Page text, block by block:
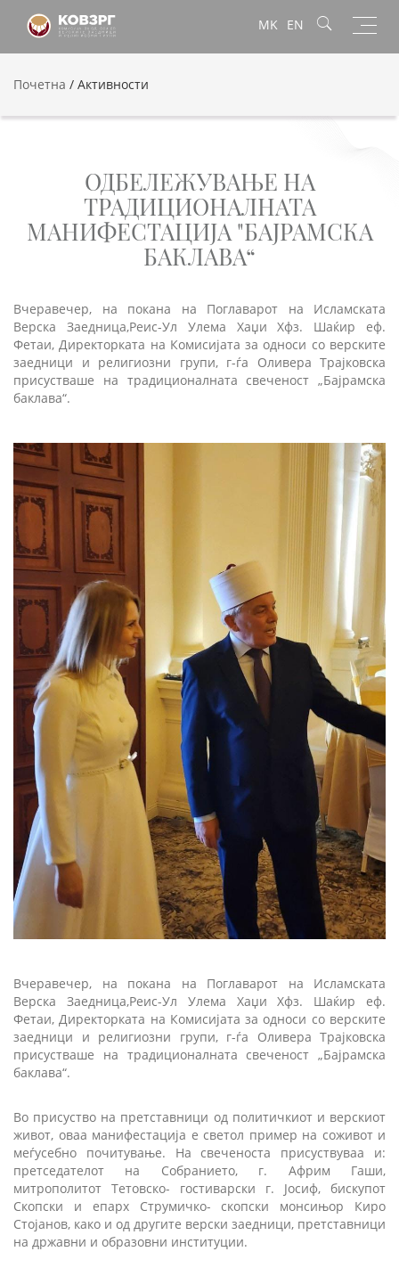
MK EN
Почетна / Активности
ОДБЕЛЕЖУВАЊЕ НА
ТРАДИЦИОНАЛНАТА
МАНИФЕСТАЦИЈА "БАЈРАМСКА
БАКЛАВА“
Вчеравечер, на покана на Поглаварот на Исламската
Верска Заедница,Реис-Ул Улема Хаџи Хфз. Шаќир еф.
Фетаи, Директорката на Комисијата за односи со верските
заедници и религиозни групи, г-ѓа Оливера Трајковска
присустваше на традиционалната свеченост „Бајрамска
баклава“.
Вчеравечер, на покана на Поглаварот на Исламската
Верска Заедница,Реис-Ул Улема Хаџи Хфз. Шаќир еф.
Фетаи, Директорката на Комисијата за односи со верските
заедници и религиозни групи, г-ѓа Оливера Трајковска
присустваше на традиционалната свеченост „Бајрамска
баклава“.
Во присуство на претставници од политичкиот и верскиот
живот, оваа манифестација е светол пример на соживот и
меѓусебно почитување. На свеченоста присуствуваа и:
претседателот на Собранието, г. Африм Гаши,
митрополитот Тетовско- гостиварски г. Јосиф, бискупот
Скопски и епарх Струмичко- скопски монсињор Киро
Стојанов, како и од другите верски заедници, претставници
на државни и образовни институции.